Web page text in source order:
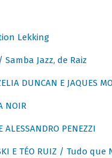
Lekking
Samba Jazz, de Raiz
DUNCAN E JAQUES
NOIR
ALESSANDRO PENEZZI
E TÉO RUIZ / Tudo